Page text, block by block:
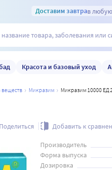
Доставим завтрав
Красота и базовый уход
веществ микразим Микразим 10000 ЕД
Поделиться Добавить к
Производитель
Форма выпуска
Дозировка